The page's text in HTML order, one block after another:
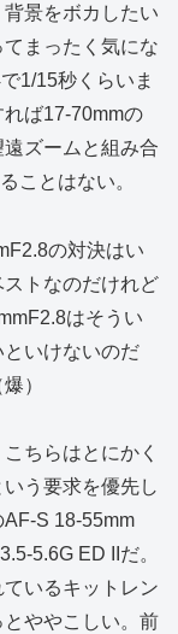
景をボカしたい
まったく気にな
1/15秒くらいま
ば17-70mmの
ズームと組み合
ことはない。
の対決はい
トなのだけれど
はそうい
いけないのだ
）
ちらはとにかく
う要求を優先し
S 18-55mm
5.6G ED IIだ。
いるキットレン
ややこしい。前